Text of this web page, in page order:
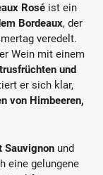
Rosé ist ein
Bordeaux, der
veredelt.
Wein mit einem
und
er sich klar,
von Himbeeren,
Sauvignon und
eine gelungene